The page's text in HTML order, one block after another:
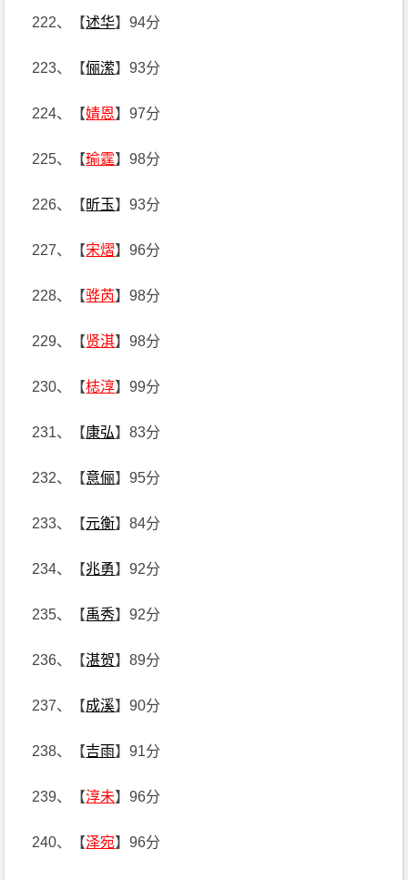
222、【述华】94分
223、【俪潆】93分
224、【婧恩】97分
225、【瑜霆】98分
226、【昕玉】93分
227、【宋熠】96分
228、【骅芮】98分
229、【贤淇】98分
230、【梽淳】99分
231、【康弘】83分
232、【意俪】95分
233、【元衡】84分
234、【兆勇】92分
235、【禹秀】92分
236、【湛贺】89分
237、【成溪】90分
238、【吉雨】91分
239、【淳未】96分
240、【泽宛】96分